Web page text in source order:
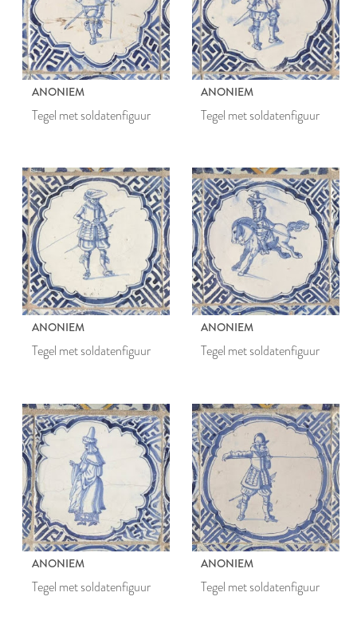
ANONIEM
Tegel met soldatenfiguur
ANONIEM
Tegel met soldatenfiguur
ANONIEM
Tegel met soldatenfiguur
ANONIEM
Tegel met soldatenfiguur
ANONIEM
Tegel met soldatenfiguur
ANONIEM
Tegel met soldatenfiguur